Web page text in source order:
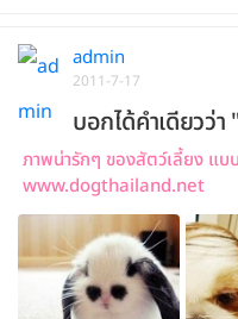
admin
2011-7-17
บอกได้คำเดียวว่า
ภาพน่ารักๆ ของสัตว์เลี้ยง แบ
www.dogthailand.net